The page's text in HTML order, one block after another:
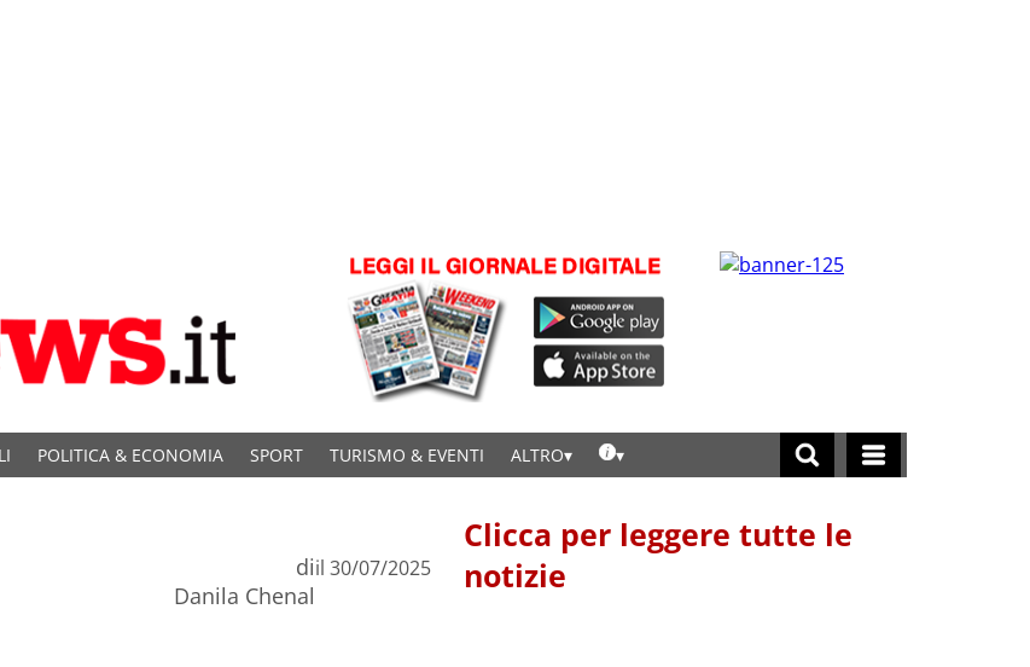
POLITICA & ECONOMIA SPORT TURISMO & EVENTI ALTRO
di
Danila Chenal
il 30/07/2025
Clicca per leggere tutte le
notizie